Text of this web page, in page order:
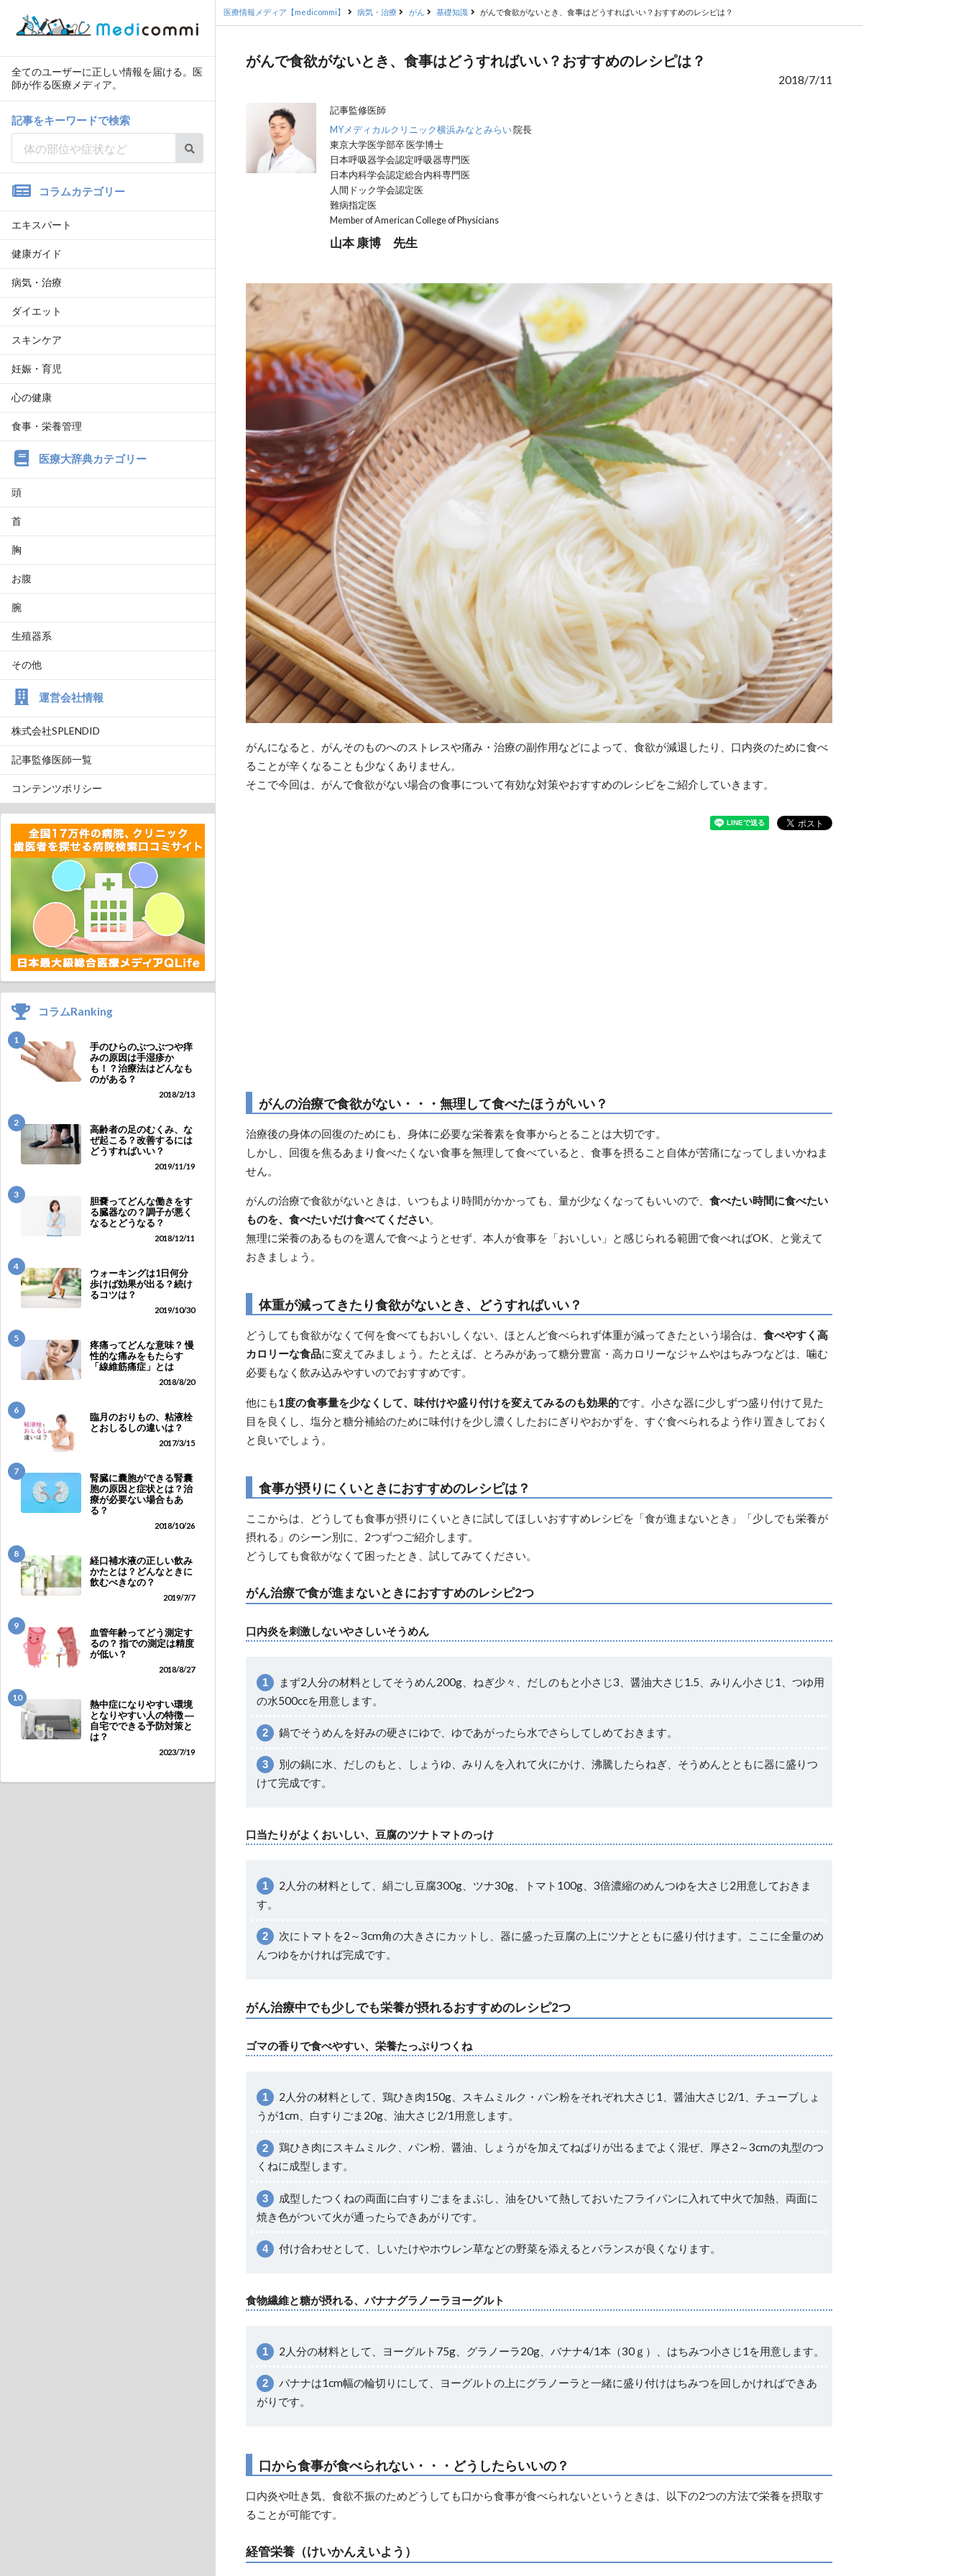
全てのユーザーに正しい情報を届ける。医
師が作る医療メディア。
記事をキーワードで検索
コラムカテゴリー
エキスパート
健康ガイド
病気・治療
ダイエット
スキンケア
妊娠・育児
心の健康
食事・栄養管理
医療大辞典カテゴリー
頭
首
胸
お腹
腕
生殖器系
その他
運営会社情報
株式会社SPLENDID
記事監修医師一覧
コンテンツポリシー
コラムRanking
1
手のひらのぶつぶつや痒
みの原因は手湿疹か
も！？治療法はどんなも
のがある？
2018/2/13
2
高齢者の足のむくみ、な
ぜ起こる？改善するには
どうすればいい？
2019/11/19
3
胆嚢ってどんな働きをす
る臓器なの？調子が悪く
なるとどうなる？
2018/12/11
4
ウォーキングは1日何分
歩けば効果が出る？続け
るコツは？
2019/10/30
5
疼痛ってどんな意味？ 慢
性的な痛みをもたらす
「線維筋痛症」とは
2018/8/20
6
臨月のおりもの、粘液栓
とおしるしの違いは？
2017/3/15
7
腎臓に囊胞ができる腎囊
胞の原因と症状とは？治
療が必要ない場合もあ
る？
2018/10/26
8
経口補水液の正しい飲み
かたとは？どんなときに
飲むべきなの？
2019/7/7
9
血管年齢ってどう測定す
るの？ 指での測定は精度
が低い？
2018/8/27
10
熱中症になりやすい環境
となりやすい人の特徴 ―
自宅でできる予防対策と
は？
2023/7/19
医療情報メディア【medicommi】 病気・治療 がん 基礎知識 がんで食欲がないとき、食事はどうすればいい？おすすめのレシピは？
がんで食欲がないとき、食事はどうすればいい？おすすめのレシピは？
2018/7/11
記事監修医師
MYメディカルクリニック横浜みなとみらい院長
東京大学医学部卒 医学博士
日本呼吸器学会認定呼吸器専門医
日本内科学会認定総合内科専門医
人間ドック学会認定医
難病指定医
Member of American College of Physicians
山本 康博 先生
がんになると、がんそのものへのストレスや痛み・治療の副作用などによって、食欲が減退したり、口内炎のために食べ
ることが辛くなることも少なくありません。
そこで今回は、がんで食欲がない場合の食事について有効な対策やおすすめのレシピをご紹介していきます。
がんの治療で食欲がない・・・無理して食べたほうがいい？
治療後の身体の回復のためにも、身体に必要な栄養素を食事からとることは大切です。
しかし、回復を焦るあまり食べたくない食事を無理して食べていると、食事を摂ること自体が苦痛になってしまいかねま
せん。
がんの治療で食欲がないときは、いつもより時間がかかっても、量が少なくなってもいいので、 食べたい時間に食べたい
ものを、食べたいだけ食べてください。
無理に栄養のあるものを選んで食べようとせず、本人が食事を「おいしい」と感じられる範囲で食べればOK、と覚えて
おきましょう。
体重が減ってきたり食欲がないとき、どうすればいい？
どうしても食欲がなくて何を食べてもおいしくない、ほとんど食べられず体重が減ってきたという場合は、 食べやすく高
カロリーな食品に変えてみましょう。たとえば、とろみがあって糖分豊富・高カロリーなジャムやはちみつなどは、噛む
必要もなく飲み込みやすいのでおすすめです。
他にも1度の食事量を少なくして、味付けや盛り付けを変えてみるのも効果的です。小さな器に少しずつ盛り付けて見た
目を良くし、塩分と糖分補給のために味付けを少し濃くしたおにぎりやおかずを、すぐ食べられるよう作り置きしておく
と良いでしょう。
食事が摂りにくいときにおすすめのレシピは？
ここからは、どうしても食事が摂りにくいときに試してほしいおすすめレシピを「食が進まないとき」「少しでも栄養が
摂れる」のシーン別に、2つずつご紹介します。
どうしても食欲がなくて困ったとき、試してみてください。
がん治療で食が進まないときにおすすめのレシピ2つ
口内炎を刺激しないやさしいそうめん
まず2人分の材料としてそうめん200g、ねぎ少々、だしのもと小さじ3、醤油大さじ1.5、みりん小さじ1、つゆ用
の水500ccを用意します。
鍋でそうめんを好みの硬さにゆで、ゆであがったら水でさらしてしめておきます。
別の鍋に水、だしのもと、しょうゆ、みりんを入れて火にかけ、沸騰したらねぎ、そうめんとともに器に盛りつ
けて完成です。
口当たりがよくおいしい、豆腐のツナトマトのっけ
2人分の材料として、絹ごし豆腐300g、ツナ30g、トマト100g、3倍濃縮のめんつゆを大さじ2用意しておきま
す。
次にトマトを2～3cm角の大きさにカットし、器に盛った豆腐の上にツナとともに盛り付けます。ここに全量のめ
んつゆをかければ完成です。
がん治療中でも少しでも栄養が摂れるおすすめのレシピ2つ
ゴマの香りで食べやすい、栄養たっぷりつくね
2人分の材料として、鶏ひき肉150g、スキムミルク・パン粉をそれぞれ大さじ1、醤油大さじ2/1、チューブしょ
うが1cm、白すりごま20g、油大さじ2/1用意します。
鶏ひき肉にスキムミルク、パン粉、醤油、しょうがを加えてねばりが出るまでよく混ぜ、厚さ2～3cmの丸型のつ
くねに成型します。
成型したつくねの両面に白すりごまをまぶし、油をひいて熱しておいたフライパンに入れて中火で加熱、両面に
焼き色がついて火が通ったらできあがりです。
付け合わせとして、しいたけやホウレン草などの野菜を添えるとバランスが良くなります。
食物繊維と糖が摂れる、バナナグラノーラヨーグルト
2人分の材料として、ヨーグルト75g、グラノーラ20g、バナナ4/1本（30ｇ）、はちみつ小さじ1を用意します。
バナナは1cm幅の輪切りにして、ヨーグルトの上にグラノーラと一緒に盛り付けはちみつを回しかければできあ
がりです。
口から食事が食べられない・・・どうしたらいいの？
口内炎や吐き気、食欲不振のためどうしても口から食事が食べられないというときは、以下の2つの方法で栄養を摂取す
ることが可能です。
経管栄養（けいかんえいよう）